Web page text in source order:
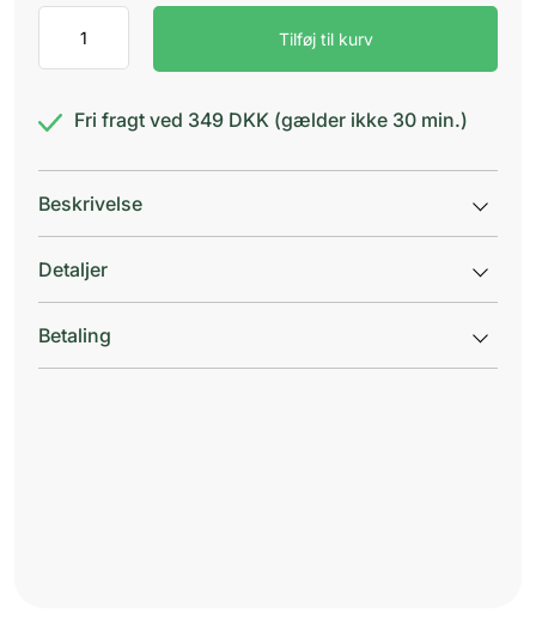
30g
Tilføj til kurv
Fri fragt ved 349 DKK (gælder ikke 30 min.)
Beskrivelse
Detaljer
Betaling